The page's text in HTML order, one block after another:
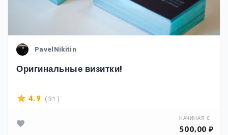
PavelNikitin
Оригинальные визитки!
4.9 ( 31 )
НАЧИНАЯ С
500,00 ₽